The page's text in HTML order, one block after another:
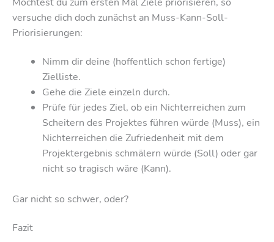
versuche dich doch zunächst an Muss-Kann-Soll-
Priorisierungen:
Nimm dir deine (hoffentlich schon fertige)
Zielliste.
Gehe die Ziele einzeln durch.
Prüfe für jedes Ziel, ob ein Nichterreichen zum
Scheitern des Projektes führen würde (Muss), ein
Nichterreichen die Zufriedenheit mit dem
Projektergebnis schmälern würde (Soll) oder gar
nicht so tragisch wäre (Kann).
Gar nicht so schwer, oder?
Fazit